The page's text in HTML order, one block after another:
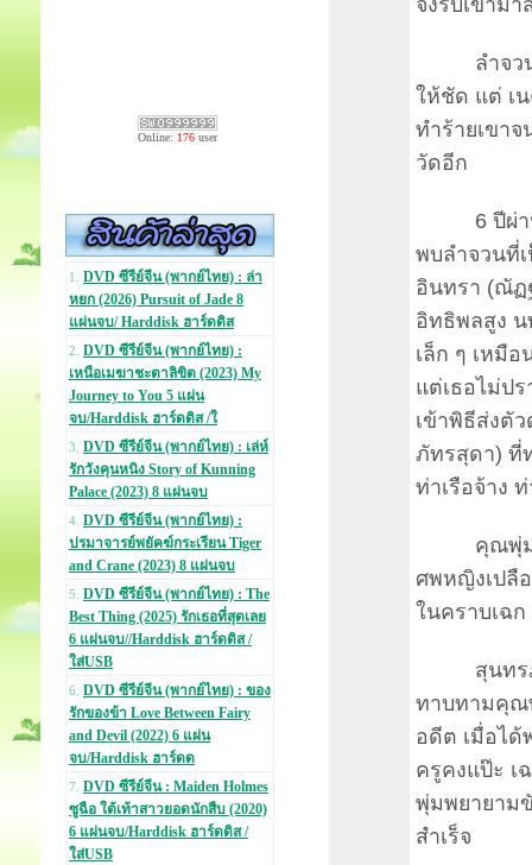
Online: 176 user
1. DVD ซีรีย์จีน (พากย์ไทย) : ล่า
หยก (2026) Pursuit of Jade 8
แผ่นจบ/ Harddisk ฮาร์ดดิส
2. DVD ซีรีย์จีน (พากย์ไทย) :
เหนือเมฆาชะตาลิขิต (2023) My
Journey to You 5 แผ่น
จบ/Harddisk ฮาร์ดดิส /ใ
3. DVD ซีรีย์จีน (พากย์ไทย) : เล่ห์
รักวังคุนหนิง Story of Kunning
Palace (2023) 8 แผ่นจบ
4. DVD ซีรีย์จีน (พากย์ไทย) :
ปรมาจารย์พยัคฆ์กระเรียน Tiger
and Crane (2023) 8 แผ่นจบ
5. DVD ซีรีย์จีน (พากย์ไทย) : The
Best Thing (2025) รักเธอที่สุดเลย
6 แผ่นจบ//Harddisk ฮาร์ดดิส /
ใส่USB
6. DVD ซีรีย์จีน (พากย์ไทย) : ของ
รักของข้า Love Between Fairy
and Devil (2022) 6 แผ่น
จบ/Harddisk ฮาร์ดด
7. DVD ซีรีย์จีน : Maiden Holmes
ซูฉือ ใต้เท้าสาวยอดนักสืบ (2020)
6 แผ่นจบ/Harddisk ฮาร์ดดิส /
ใส่USB
จึงรับเขามา
ลำจวนส
ให้ชัด แต่ เ
ทำร้ายเขา
วัดอีก
6 ปีผ่านไ
พบลำจวนที่
อินทรา (ณัฏ
อิทธิพลสูง น
เล็ก ๆ เหมื
แต่เธอไม่ป
เข้าพิธีส่งตั
ภัทรสุดา) ที่
ท่าเรือจ้าง
คุณพุ่มจับ
ศพหญิงเปลื
ในคราบเฉ
สุนทรภู่มา
ทาบทามคุณ
อดีต เมื่อได้
ครูคงแป๊ะ
พุ่มพยายาม
สำเร็จ